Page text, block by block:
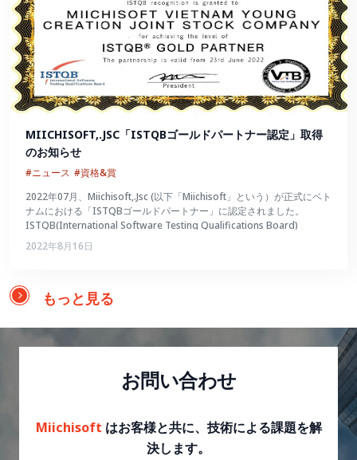
MIICHISOFT,.JSC「ISTQBゴールドパートナー認定」取得
のお知らせ
#ニュース #資格&賞
2022年07月、Miichisoft,.Jsc (以下「Miichisoft」という）が正式にベト
ナムにおける「ISTQBゴールドパートナー」に認定されました。
ISTQB(International Software Testing Qualifications Board)
2022年8月16日
もっと見る
お問い合わせ
Miichisoft はお客様と共に、技術による課題を解
決します。